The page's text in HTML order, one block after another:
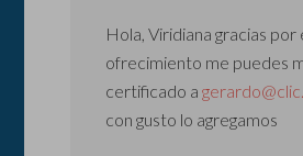
Hola, Viridiana gracias por
ofrecimiento me puedes
certificado a
con gusto lo agregamos